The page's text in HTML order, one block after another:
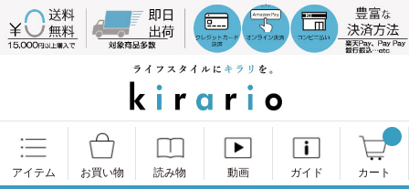
アイテム お買い物 読み物 動画 ガイド カート